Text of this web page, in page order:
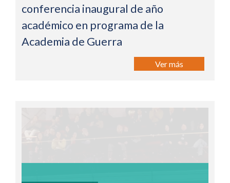
conferencia inaugural de año
académico en programa de la
Academia de Guerra
Ver más